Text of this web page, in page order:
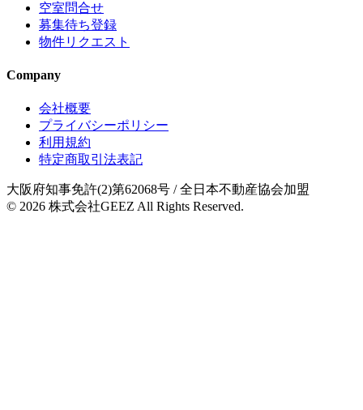
空室問合せ
募集待ち登録
物件リクエスト
Company
会社概要
プライバシーポリシー
利用規約
特定商取引法表記
大阪府知事免許(2)第62068号 / 全日本不動産協会加盟
© 2026 株式会社GEEZ All Rights Reserved.